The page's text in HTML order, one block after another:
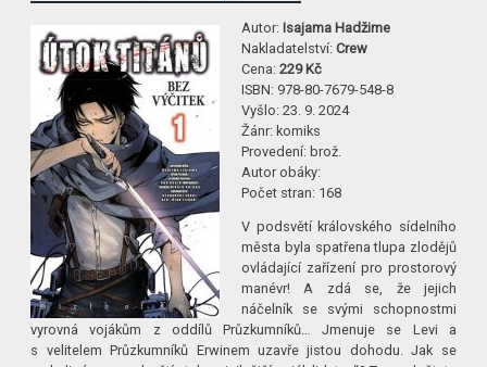
Autor:Isajama Hadžime
Nakladatelství:Crew
Cena:229 Kč
ISBN: 978-80-7679-548-8
Vyšlo:23. 9. 2024
Žánr:komiks
Provedení:brož.
Autor obáky:
Počet stran: 168
V podsvětí královského sídelního
města byla spatřena tlupa zlodějů
ovládající zařízení pro prostorový
manévr! A zdá se, že jejich
náčelník se svými schopnostmi
vyrovná vojákům z oddílů Průzkumníků… Jmenuje se Levi a
s velitelem Průzkumníků Erwinem uzavře jistou dohodu. Jak se